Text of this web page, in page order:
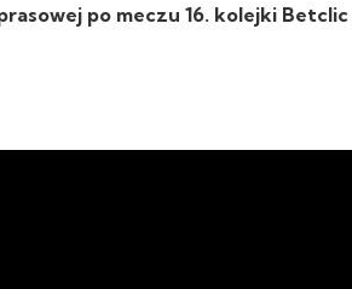
po meczu 16. kolejki